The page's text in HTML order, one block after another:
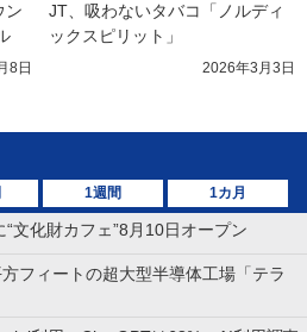
ン
8日
JT、吸わないタバコ「ノルディ
ックスピリット」
2026年3月3日
1週間 1カ月
文化財カフェ”8月10日オープン
フィートの超大型半導体工場「テラ